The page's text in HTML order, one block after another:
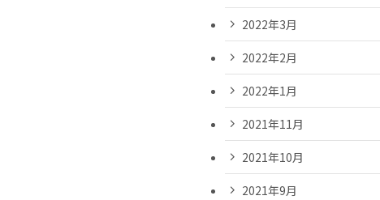
2022年3月
2022年2月
2022年1月
2021年11月
2021年10月
2021年9月